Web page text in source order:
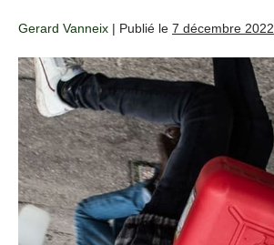
Gerard Vanneix | Publié le 7 décembre 2022